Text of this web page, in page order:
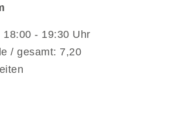
18:00 - 19:30 Uhr
/ gesamt: 7,20